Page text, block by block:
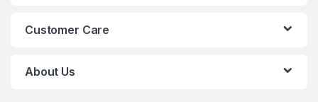
Customer Care
About Us